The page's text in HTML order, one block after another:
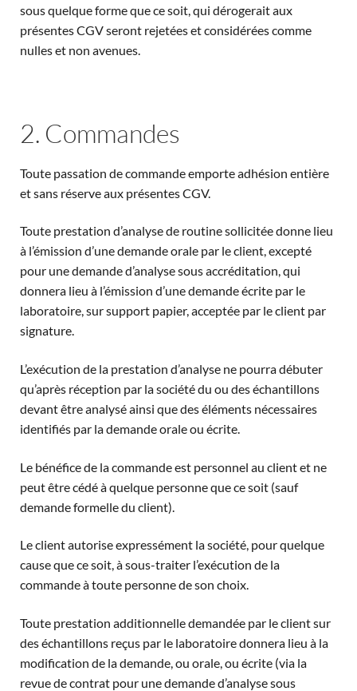
sous quelque forme que ce soit, qui dérogerait aux
présentes CGV seront rejetées et considérées comme
nulles et non avenues.
2. Commandes
Toute passation de commande emporte adhésion entière
et sans réserve aux présentes CGV.
Toute prestation d’analyse de routine sollicitée donne lieu
à l’émission d’une demande orale par le client, excepté
pour une demande d’analyse sous accréditation, qui
donnera lieu à l’émission d’une demande écrite par le
laboratoire, sur support papier, acceptée par le client par
signature.
L’exécution de la prestation d’analyse ne pourra débuter
qu’après réception par la société du ou des échantillons
devant être analysé ainsi que des éléments nécessaires
identifiés par la demande orale ou écrite.
Le bénéfice de la commande est personnel au client et ne
peut être cédé à quelque personne que ce soit (sauf
demande formelle du client).
Le client autorise expressément la société, pour quelque
cause que ce soit, à sous-traiter l’exécution de la
commande à toute personne de son choix.
Toute prestation additionnelle demandée par le client sur
des échantillons reçus par le laboratoire donnera lieu à la
modification de la demande, ou orale, ou écrite (via la
revue de contrat pour une demande d’analyse sous